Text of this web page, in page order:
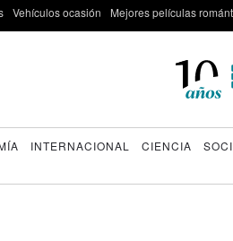
Vehículos ocasión Mejores películas
INTERNACIONAL CIENCIA